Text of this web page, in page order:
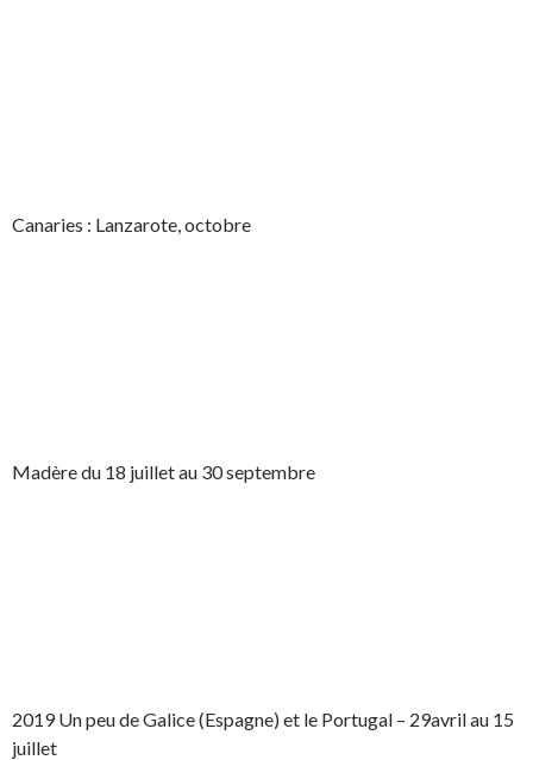
Canaries : Lanzarote, octobre
Madère du 18 juillet au 30 septembre
2019 Un peu de Galice (Espagne) et le Portugal – 29avril au 15
juillet